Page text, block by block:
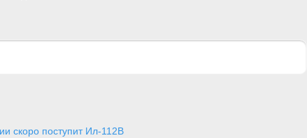
скоро поступит Ил-112В